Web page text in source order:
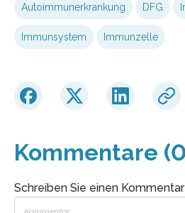
Autoimmunerkrankung DFG
Immunsystem Immunzelle
Kommentare
Schreiben Sie einen Kommentar